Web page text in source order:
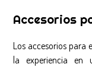
Accesorios
Los accesorios para
la experiencia en